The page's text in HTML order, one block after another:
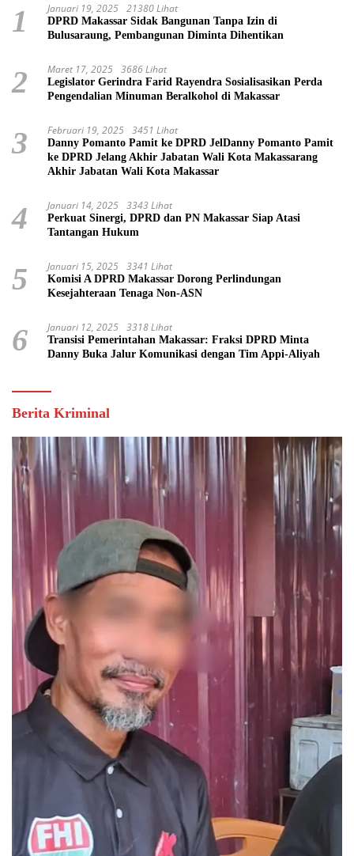
1 Januari 19, 2025 21380 Lihat
DPRD Makassar Sidak Bangunan Tanpa Izin di
Bulusaraung, Pembangunan Diminta Dihentikan
2 Maret 17, 2025 3686 Lihat
Legislator Gerindra Farid Rayendra Sosialisasikan Perda
Pengendalian Minuman Beralkohol di Makassar
3 Februari 19, 2025 3451 Lihat
Danny Pomanto Pamit ke DPRD JelDanny Pomanto Pamit
ke DPRD Jelang Akhir Jabatan Wali Kota Makassarang
Akhir Jabatan Wali Kota Makassar
4 Januari 14, 2025 3343 Lihat
Perkuat Sinergi, DPRD dan PN Makassar Siap Atasi
Tantangan Hukum
5 Januari 15, 2025 3341 Lihat
Komisi A DPRD Makassar Dorong Perlindungan
Kesejahteraan Tenaga Non-ASN
6 Januari 12, 2025 3318 Lihat
Transisi Pemerintahan Makassar: Fraksi DPRD Minta
Danny Buka Jalur Komunikasi dengan Tim Appi-Aliyah
Berita Kriminal